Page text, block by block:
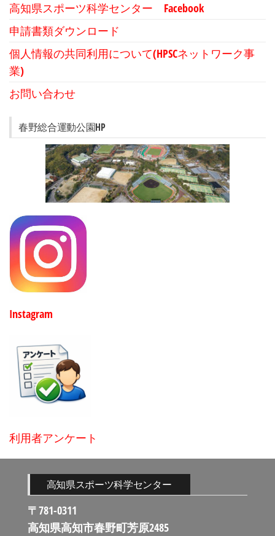
高知県スポーツ科学センター Facebook
申請書類ダウンロード
個人情報の共同利用について(HPSCネットワーク事
業)
お問い合わせ
春野総合運動公園HP
Instagram
利用者アンケート
高知県スポーツ科学センター
〒781-0311
高知県高知市春野町芳原2485